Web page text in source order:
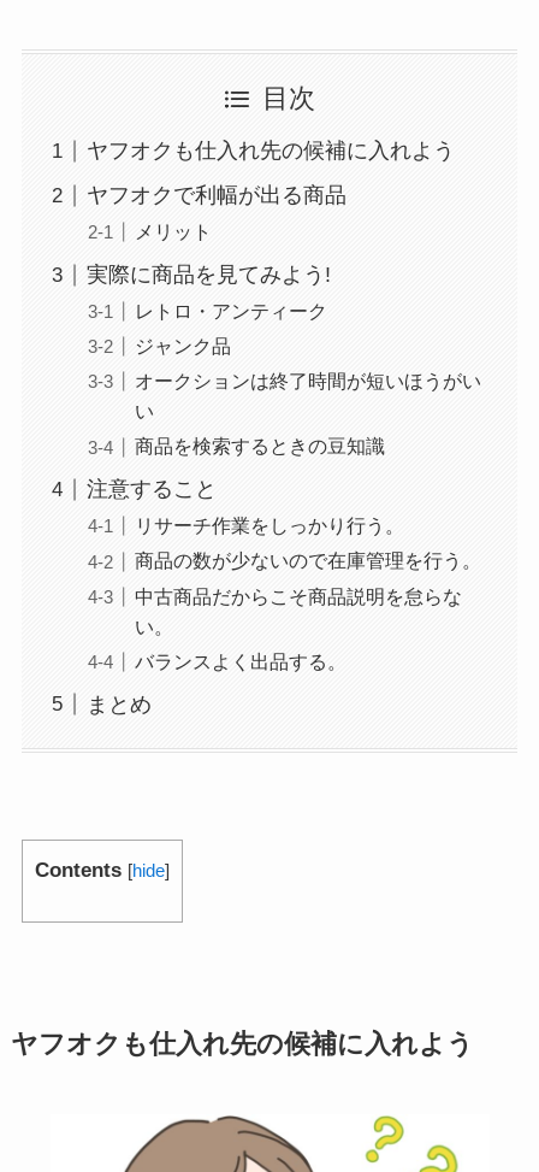
目次
ヤフオクも仕入れ先の候補に入れよう
ヤフオクで利幅が出る商品
メリット
実際に商品を見てみよう!
レトロ・アンティーク
ジャンク品
オークションは終了時間が短いほうがい
い
商品を検索するときの豆知識
注意すること
リサーチ作業をしっかり行う。
商品の数が少ないので在庫管理を行う。
中古商品だからこそ商品説明を怠らな
い。
バランスよく出品する。
まとめ
Contents [hide]
ヤフオクも仕入れ先の候補に入れよう